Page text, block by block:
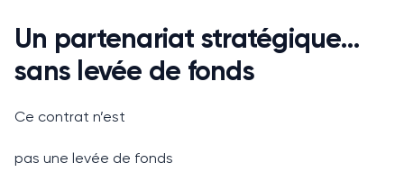
Un partenariat stratégique…
sans levée de fonds
Ce contrat n’est
pas une levée de fonds